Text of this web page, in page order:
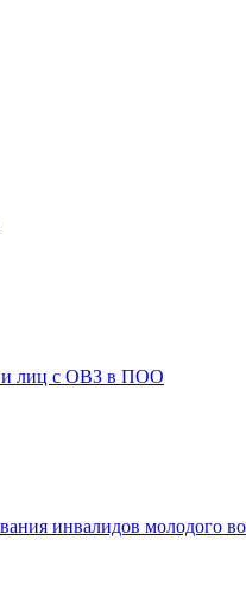
и лиц с ОВЗ в ПОО
инвалидов молодого